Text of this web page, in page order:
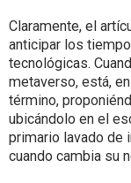
Claramente, el
anticipar los
tecnológicas.
metaverso, está,
término,
ubicándolo en el
primario lavado de
cuando cambia su